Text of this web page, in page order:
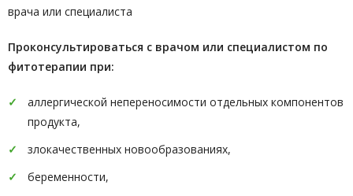
врача или специалиста
Проконсультироваться с врачом или специалистом по
фитотерапии при:
аллергической непереносимости отдельных компонентов
продукта,
злокачественных новообразованиях,
беременности,